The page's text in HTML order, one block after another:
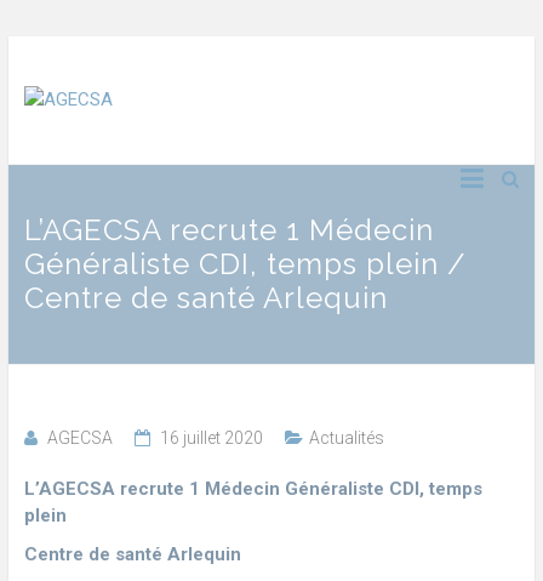
L’AGECSA recrute 1 Médecin
Généraliste CDI, temps plein /
Centre de santé Arlequin
AGECSA 16 juillet 2020 Actualités
L’AGECSA recrute 1 Médecin Généraliste CDI, temps
plein
Centre de santé Arlequin